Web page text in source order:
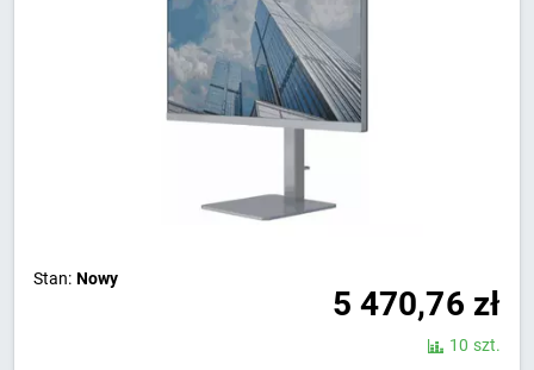
Stan: Nowy
5 470,76 zł
10 szt.